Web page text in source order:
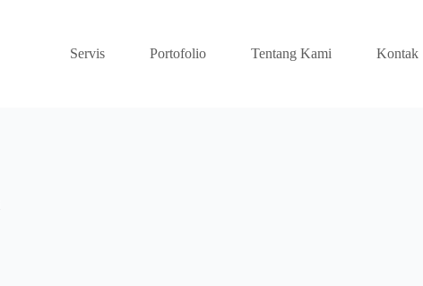
Servis Portofolio Tentang Kami Kontak